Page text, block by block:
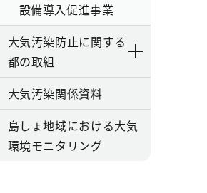
設備導入促進事業
大気汚染防止に関する
都の取組
大気汚染関係資料
島しょ地域における大気
環境モニタリング